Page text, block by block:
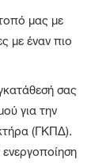
μας με
με έναν πιο
σας
για την
(ΓΚΠΔ).